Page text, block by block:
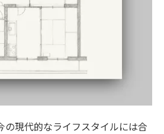
の現代的なライフスタイルには合